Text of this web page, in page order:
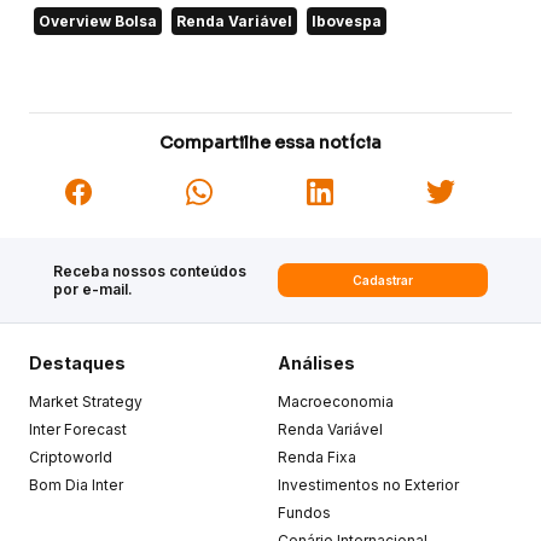
Overview Bolsa Renda Variável Ibovespa
Compartilhe essa notícia
Receba nossos conteúdos
por e-mail.
Cadastrar
Destaques
Market Strategy
Inter Forecast
Criptoworld
Bom Dia Inter
Análises
Macroeconomia
Renda Variável
Renda Fixa
Investimentos no Exterior
Fundos